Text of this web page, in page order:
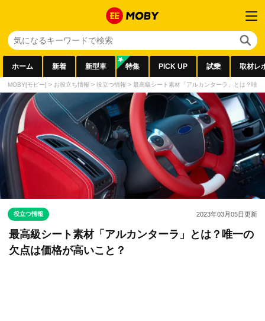
ホーム 新着 新型車 特集 PICK UP 試乗 取材レ
MOBY[モビー] > お役立ち情報 > 役立つ情報 > 最高級シート素材「アルカンターラ」とは？唯
役立つ情報 2023年03月05日更新
最高級シート素材「アルカンターラ」とは？唯一の
欠点は価格が高いこと？